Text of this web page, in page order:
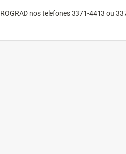
nos telefones 3371-4413 ou